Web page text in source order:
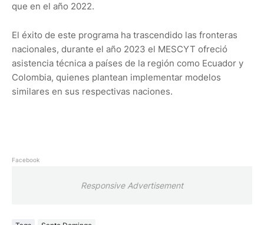
que en el año 2022.
El éxito de este programa ha trascendido las fronteras
nacionales, durante el año 2023 el MESCYT ofreció
asistencia técnica a países de la región como Ecuador y
Colombia, quienes plantean implementar modelos
similares en sus respectivas naciones.
Facebook
Responsive Advertisement